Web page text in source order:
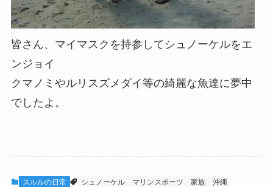
皆さん、マイマスクを持参してシュノーケルをエ
ンジョイ
クマノミやルリスズメダイ等の綺麗な魚達に夢中
でしたよ。
スルルの日常 シュノーケル マリンスポーツ 家族 沖縄